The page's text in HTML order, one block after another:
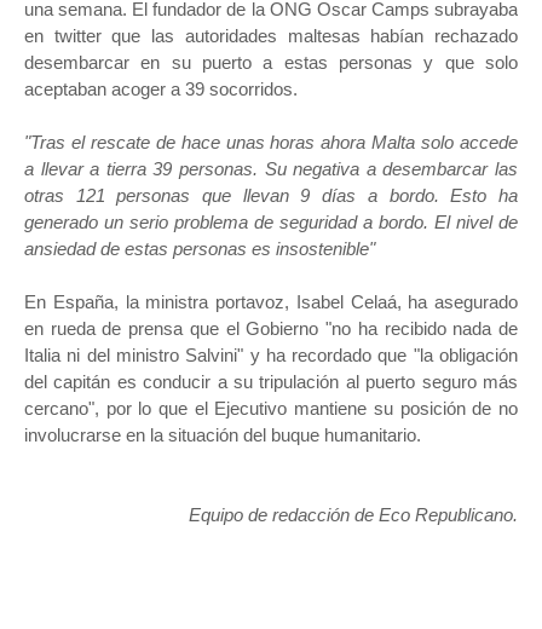
una semana. El fundador de la ONG Oscar Camps subrayaba
en twitter que las autoridades maltesas habían rechazado
desembarcar en su puerto a estas personas y que solo
aceptaban acoger a 39 socorridos.
"Tras el rescate de hace unas horas ahora Malta solo accede
a llevar a tierra 39 personas. Su negativa a desembarcar las
otras 121 personas que llevan 9 días a bordo. Esto ha
generado un serio problema de seguridad a bordo. El nivel de
ansiedad de estas personas es insostenible"
En España, la ministra portavoz, Isabel Celaá, ha asegurado
en rueda de prensa que el Gobierno "no ha recibido nada de
Italia ni del ministro Salvini" y ha recordado que "la obligación
del capitán es conducir a su tripulación al puerto seguro más
cercano", por lo que el Ejecutivo mantiene su posición de no
involucrarse en la situación del buque humanitario.
Equipo de redacción de Eco Republicano.